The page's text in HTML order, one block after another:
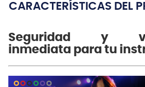
CARACTERÍSTICAS DEL
Seguridad y
inmediata para tu